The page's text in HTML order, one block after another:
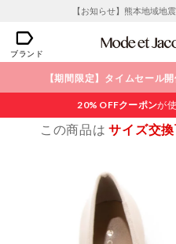
【お知らせ】熊本地域地
ブランド
【期間限定】タイムセール
20% OFFクーポンが
この商品はサイズ交